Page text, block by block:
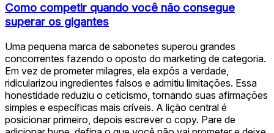
Como competir quando você não consegue
superar os gigantes
Uma pequena marca de sabonetes superou grandes
concorrentes fazendo o oposto do marketing de categoria.
Em vez de prometer milagres, ela expôs a verdade,
ridicularizou ingredientes falsos e admitiu limitações. Essa
honestidade reduziu o ceticismo, tornando suas afirmações
simples e específicas mais críveis. A lição central é
posicionar primeiro, depois escrever o copy. Pare de